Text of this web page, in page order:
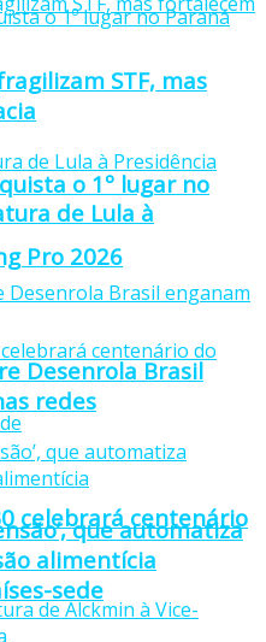
o 1º lugar no
Pro 2026
celebrará centenário
sede
STF, mas
de Lula à
Desenrola Brasil
redes
que automatiza
alimentícia